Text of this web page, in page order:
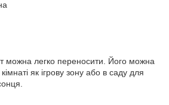
можна легко переносити. Його можна
як ігрову зону або в саду для